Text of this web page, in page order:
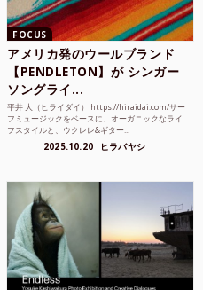
FOCUS
アメリカ発のウールブランド
【PENDLETON】が シンガー
ソングライ...
平井 大（ヒライダイ） https://hiraidai.com/サー
フミュージックをベースに、オーガニックなライ
フスタイルと、ウクレレ&ギター...
2025.10.20 ヒラバヤシ